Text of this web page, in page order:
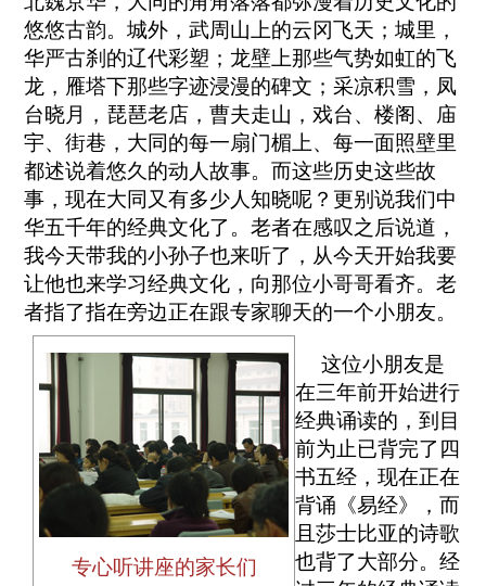
悠悠古韵。城外，武周山上的云冈飞天；城里，
华严古刹的辽代彩塑；龙壁上那些气势如虹的飞
龙，雁塔下那些字迹浸漫的碑文；采凉积雪，凤
台晓月，琵琶老店，曹夫走山，戏台、楼阁、庙
宇、街巷，大同的每一扇门楣上、每一面照壁里
都述说着悠久的动人故事。而这些历史这些故
事，现在大同又有多少人知晓呢？更别说我们中
华五千年的经典文化了。老者在感叹之后说道，
我今天带我的小孙子也来听了，从今天开始我要
让他也来学习经典文化，向那位小哥哥看齐。老
者指了指在旁边正在跟专家聊天的一个小朋友。
专心听讲座的家长们
这位小朋友是
在三年前开始进行
经典诵读的，到目
前为止已背完了四
书五经，现在正在
背诵《易经》，而
且莎士比亚的诗歌
也背了大部分。经